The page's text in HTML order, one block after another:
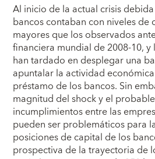
Al inicio de la actual crisis
bancos contaban con niveles de
mayores que los observados
financiera mundial de 2008-10,
han tardado en desplegar una
apuntalar la actividad
préstamo de los bancos. Sin
magnitud del shock y el
incumplimientos entre las
pueden ser problemáticos para
posiciones de capital de los
prospectiva de la trayectoria de